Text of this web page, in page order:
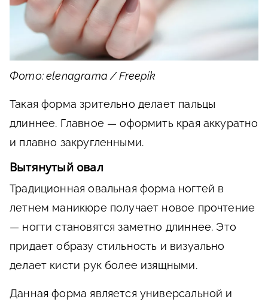
Фото: elenagrama / Freepik
Такая форма зрительно делает пальцы
длиннее. Главное — оформить края аккуратно
и плавно закругленными.
Вытянутый овал
Традиционная овальная форма ногтей в
летнем маникюре получает новое прочтение
— ногти становятся заметно длиннее. Это
придает образу стильность и визуально
делает кисти рук более изящными.
Данная форма является универсальной и